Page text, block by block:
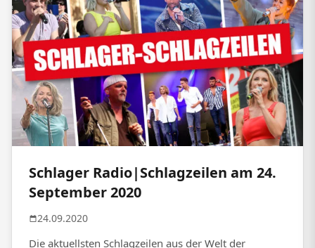
Schlager Radio|Schlagzeilen am 24.
September 2020
24.09.2020
Die aktuellsten Schlagzeilen aus der Welt der